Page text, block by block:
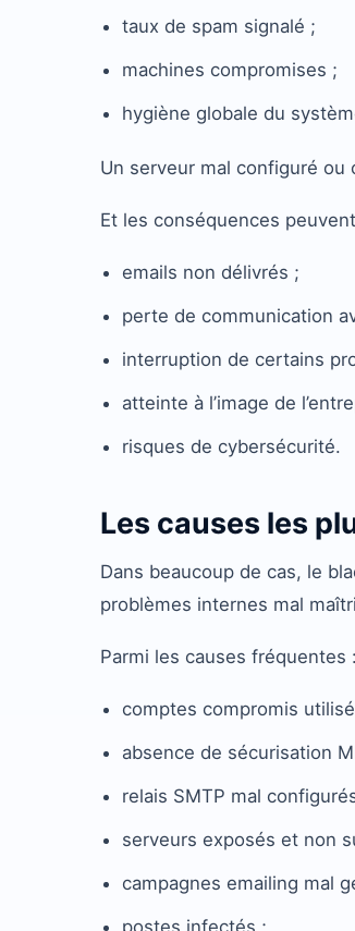
taux de spam signalé ;
machines compromises ;
hygiène globale du
Un serveur mal configuré
Et les conséquences
emails non délivrés ;
perte de communication
interruption de certains
atteinte à l’image de
risques de cybersécurité.
Les causes les
Dans beaucoup de cas, le
problèmes internes mal
Parmi les causes fréquentes :
comptes compromis
absence de sécurisation
relais SMTP mal
serveurs exposés et non
campagnes emailing mal